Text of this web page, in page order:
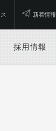
新着情報
採用情報